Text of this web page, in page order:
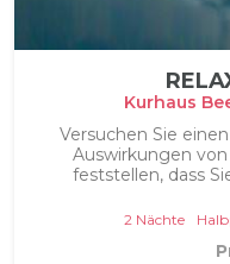
Kurhaus
Versuchen Sie
Auswirkungen
feststellen, dass
2 Nächte